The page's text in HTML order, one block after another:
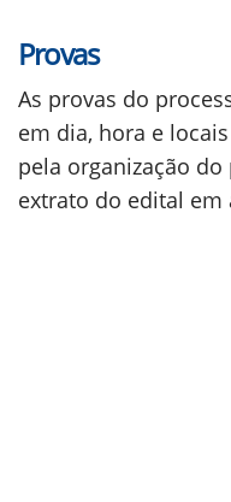
Provas
As provas do
em dia, hora e
pela organização
extrato do edital em